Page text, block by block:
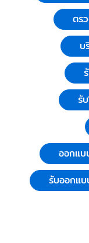
ตร
บ
รั
ออกแบ
รับออกแบ